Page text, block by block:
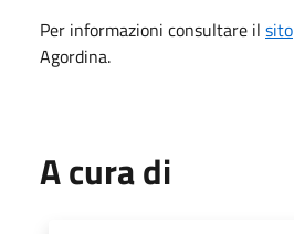
Per informazioni consultare il sito
Agordina.
A cura di